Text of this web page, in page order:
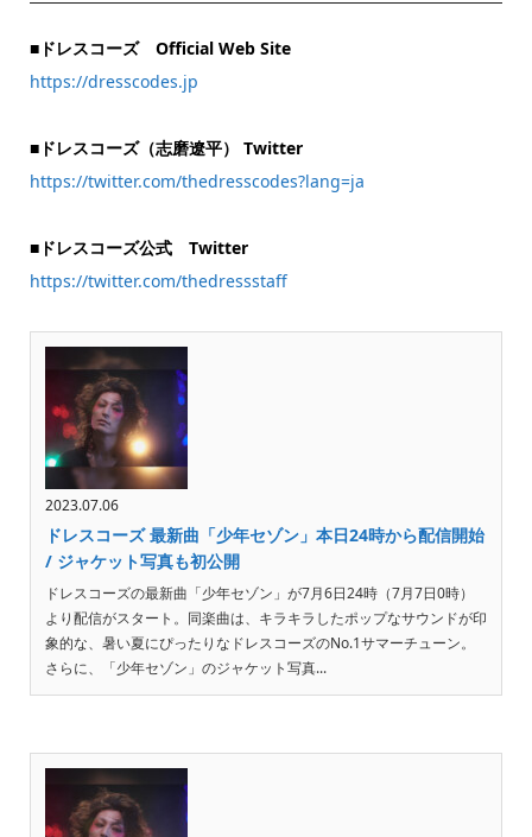
■ドレスコーズ Official Web Site
https://dresscodes.jp
■ドレスコーズ（志磨遼平） Twitter
https://twitter.com/thedresscodes?lang=ja
■ドレスコーズ公式 Twitter
https://twitter.com/thedressstaff
2023.07.06
ドレスコーズ 最新曲「少年セゾン」本日24時から配信開始
/ ジャケット写真も初公開
ドレスコーズの最新曲「少年セゾン」が7月6日24時（7月7日0時）
より配信がスタート。同楽曲は、キラキラしたポップなサウンドが印
象的な、暑い夏にぴったりなドレスコーズのNo.1サマーチューン。
さらに、「少年セゾン」のジャケット写真...